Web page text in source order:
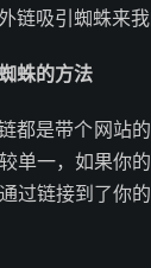
链吸引蜘蛛来
蛛的方法
都是带个网站
单一，如果你
过链接到了你